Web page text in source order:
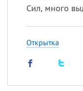
Сил, много
Открытка